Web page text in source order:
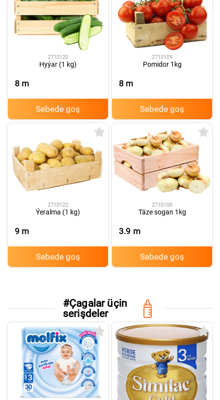
2710120
Hyýar (1 kg)
8 m
Sebede goş
2710109
Pomidor 1kg
8 m
Sebede goş
2710122
Ýeralma (1 kg)
9 m
Sebede goş
2710100
Täze sogan 1kg
3.9 m
Sebede goş
#Çagalar üçin
serişdeler
F